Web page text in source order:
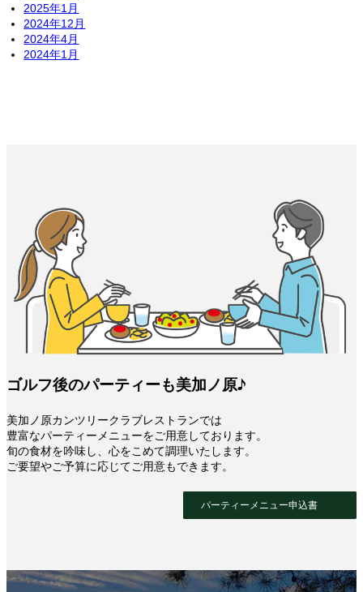
2025年1月
2024年12月
2024年4月
2024年1月
ゴルフ後のパーティーも美加ノ原♪
美加ノ原カンツリークラブレストランでは
豊富なパーティーメニューをご用意しております。
旬の食材を吟味し、心をこめて調理いたします。
ご要望やご予算に応じてご用意もできます。
パーティーメニュー申込書